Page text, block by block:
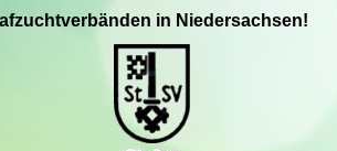
in Niedersachsen!